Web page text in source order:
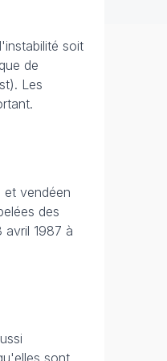
soit
de
Les
et vendéen
des
avril 1987 à
sont